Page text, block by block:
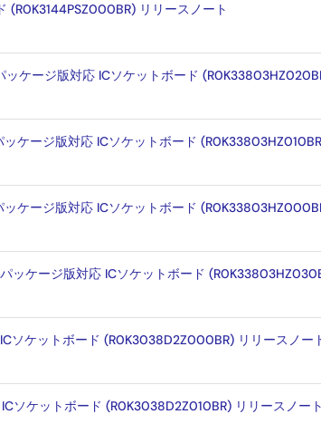
(R0K3144PSZ000BR) リリースノート
ケージ版対応 ICソケットボード
ケージ版対応 ICソケットボード
ケージ版対応 ICソケットボード
ケージ版対応 ICソケットボード
ソケットボード (R0K3038D2Z000BR) リリースノー
ソケットボード (R0K3038D2Z010BR) リリースノート